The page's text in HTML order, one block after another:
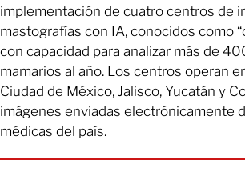
implementación de cuatro centros de
mastografías con IA, conocidos como
con capacidad para analizar más de
mamarios al año. Los centros operan
Ciudad de México, Jalisco, Yucatán y
imágenes enviadas electrónicamente
médicas del país.